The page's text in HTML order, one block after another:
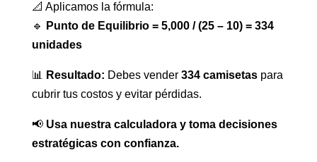
📐 Aplicamos la fórmula:
🔹
Punto de Equilibrio = 5,000 / (25 – 10) = 334
unidades
📊 Resultado: Debes vender 334 camisetaspara
cubrir tus costos y evitar pérdidas.
📢 Usa nuestra calculadora y toma decisiones
estratégicas con confianza.